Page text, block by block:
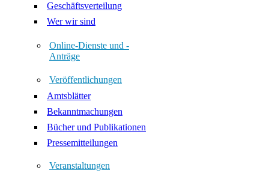
Geschäftsverteilung
Wer wir sind
Online-Dienste und -
Anträge
Veröffentlichungen
Amtsblätter
Bekanntmachungen
Bücher und Publikationen
Pressemitteilungen
Veranstaltungen